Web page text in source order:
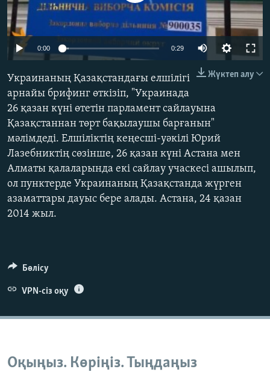
ЖАЗЫЛЫҢЫЗ
0:00 0:29
Жүктеп алу
Украинаның Қазақстандағы елшілігі
арнайы брифинг өткізіп, "Украинада
26 қазан күні өтетін парламент сайлауына
Қазақстаннан төрт бақылаушы барғанын"
мәлімдеді. Елшіліктің кеңесші-уәкілі Юрий
Лазебниктің сөзінше, 26 қазан күні Астана мен
Алматы қалаларында екі сайлау учаскесі ашылып,
ол пунктерде Украинаның Қазақстанда жүрген
азаматтары дауыс бере алады. Астана, 24 қазан
2014 жыл.
Бөлісу
VPN-сіз оқу
Оқыңыз. Көріңіз. Тыңдаңыз